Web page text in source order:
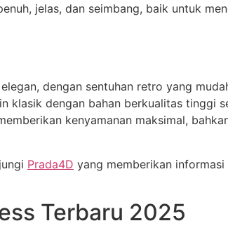
jelas, dan seimbang, baik untuk
dengan sentuhan retro yang
klasik dengan bahan berkualitas tinggi
kenyamanan maksimal,
Prada4D yang memberikan informasi
Terbaru 2025